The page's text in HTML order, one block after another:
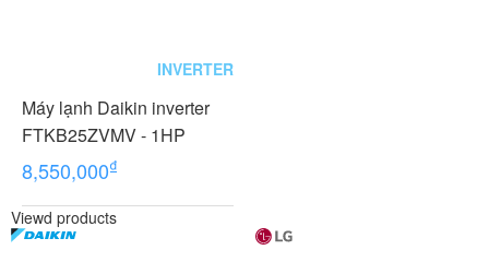
INVERTER
Máy lạnh Daikin inverter
FTKB25ZVMV - 1HP
8,550,000₫
Viewd products